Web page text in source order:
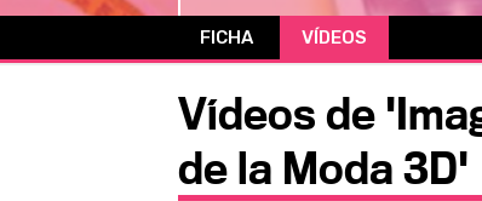
FICHA VÍDEOS
Vídeos de
de la Moda 3D'